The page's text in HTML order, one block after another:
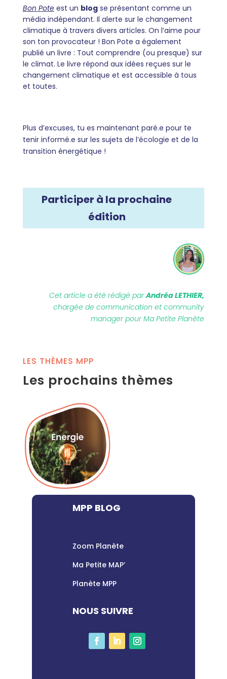
Bon Poteest un blogse présentant comme un
média indépendant. Il alerte sur le changement
climatique à travers divers articles. On l’aime pour
son ton provocateur ! Bon Pote a également
publié un livre : Tout comprendre (ou presque) sur
le climat. Le livre répond aux idées reçues sur le
changement climatique et est accessible à tous
et toutes.
Plus d’excuses, tu es maintenant paré.e pour te
tenir informé.e sur les sujets de l’écologie et de la
transition énergétique !
Participer à la prochaine
édition
Cet article a été rédigé parAndréa LETHIER,
chargée de communication et community
manager pour Ma Petite Planète
LES THÈMES MPP
Les prochains thèmes
MPP BLOG
Zoom Planète
Ma Petite MAP’
Planète MPP
NOUS SUIVRE